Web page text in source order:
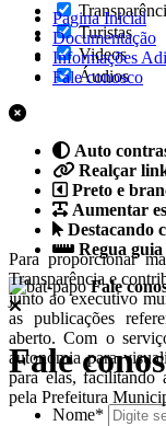
Turistas
Videos
Áudios
Auto
Realçar
Preto e
Aumentar
Destacando
Regua guia
Fale
Fale
Nome*
Pagina Inicial
Documentação
Informações
Fale conosco
Para proporcionar
Transparência e
junto ao executivo
as publicações
aberto. Com o
autonomia para
para elas, facilitando
pela Prefeitura